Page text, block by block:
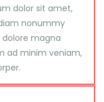
dolor sit amet,
nonummy
magna
ad minim veniam,